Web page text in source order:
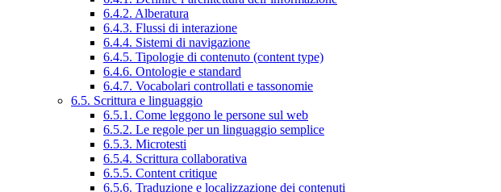
6.4.2. Alberatura
6.4.3. Flussi di interazione
6.4.4. Sistemi di navigazione
6.4.5. Tipologie di contenuto (content type)
6.4.6. Ontologie e standard
6.4.7. Vocabolari controllati e tassonomie
6.5. Scrittura e linguaggio
6.5.1. Come leggono le persone sul web
6.5.2. Le regole per un linguaggio semplice
6.5.3. Microtesti
6.5.4. Scrittura collaborativa
6.5.5. Content critique
6.5.6. Traduzione e localizzazione dei contenuti